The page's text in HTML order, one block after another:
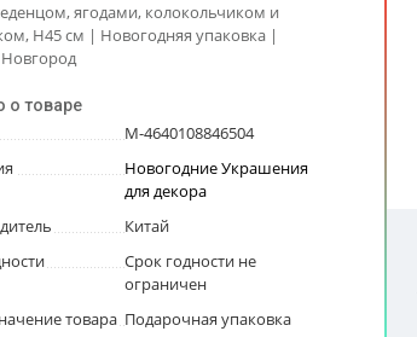
ягодами, колокольчиком и
H45 см | Новогодняя упаковка |
о товаре
М-4640108846504
Новогодние Украшения
для декора
Китай
Срок годности не
ограничен
товара Подарочная упаковка